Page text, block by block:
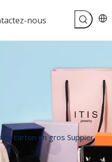
nous
carton en gros Suppier